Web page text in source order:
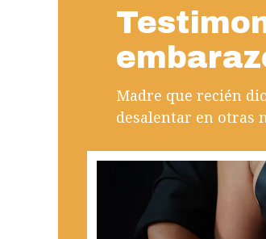
Madre que recién
desalentar en otras